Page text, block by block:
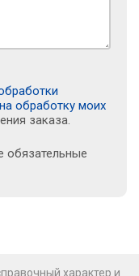
обработку моих
заказа.
характер и